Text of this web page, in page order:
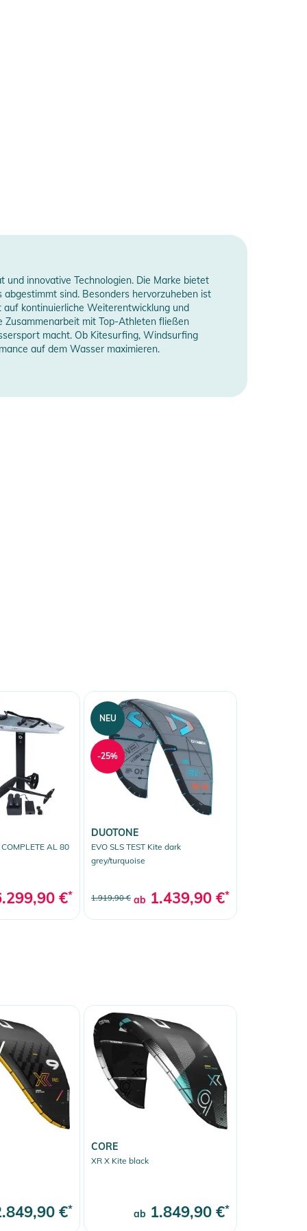
innovative Technologien. Die Marke bietet
sind. Besonders hervorzuheben ist
auf kontinuierliche Weiterentwicklung und
Zusammenarbeit mit Top-Athleten fließen
macht. Ob Kitesurfing, Windsurfing
auf dem Wasser maximieren.
COMPLETE AL 80
€*
DUOTONE
EVO SLS TEST Kite dark
grey/turquoise
1.919,90 € ab 1.439,90 €*
NEU
-25%
€*
CORE
XR X Kite black
ab 1.849,90 €*